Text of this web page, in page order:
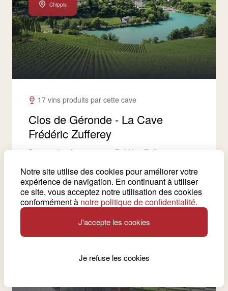
Chippis
17 vins produits par cette cave
Clos de Géronde - La Cave
Frédéric Zufferey
Depuis plus de trente ans, Frédéric Zufferey s'est
respect de l’environnement.
Voir la cave
Notre site utilise des cookies pour améliorer votre
expérience de navigation. En continuant à utiliser
ce site, vous acceptez notre utilisation des cookies
conformément à notre politique de confidentialité.
J'accepte les cookies
Je refuse les cookies